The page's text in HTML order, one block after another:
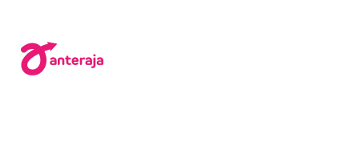
konten